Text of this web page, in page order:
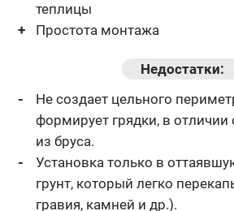
теплицы
Простота монтажа
Недостатки:
Не создает цельного
формирует грядки, в отличии
из бруса.
Установка только в
грунт, который легко
гравия, камней и др.).